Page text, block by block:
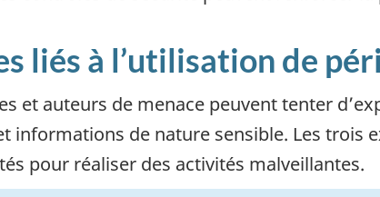
liés à l’utilisation de
et auteurs de menace peuvent tenter
informations de nature sensible. Les
pour réaliser des activités malveillantes.